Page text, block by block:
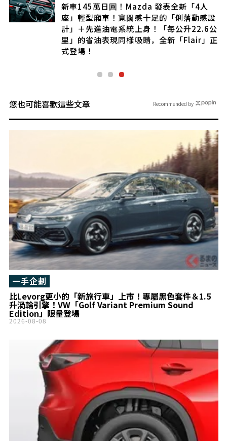
新車145萬日圓！Mazda 發表全新「4人
座」輕型廂車！寬闊感十足的「俐落動感設
計」＋先進油電系統上身！「每公升22.6公
里」的省油表現同樣吸睛，全新「Flair」正
式登場！
您也可能喜歡這些文章
比Levorg更小的「新旅行車」上市！專屬黑色套件＆1.5
升渦輪引擎！VW「Golf Variant Premium Sound
Edition」限量登場
一手企劃
2026-08-08
Recommended by